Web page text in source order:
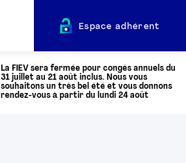
Espace adhérent
La FIEV sera fermée pour congés annuels du
31 juillet au 21 août inclus. Nous vous
souhaitons un très bel été et vous donnons
rendez-vous à partir du lundi 24 août